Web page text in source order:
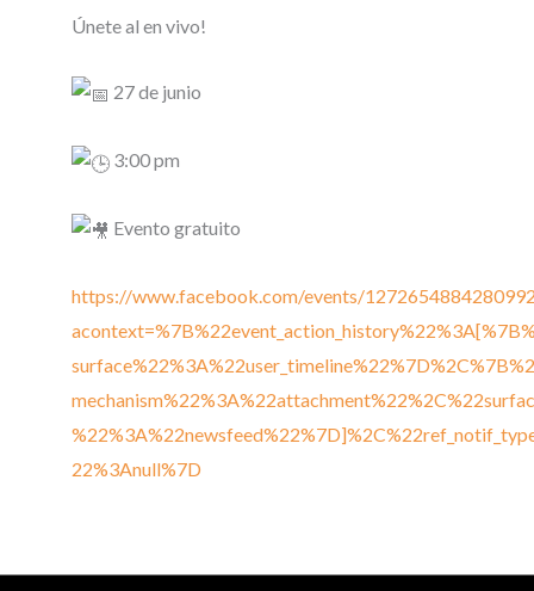
Únete al en vivo!
27 de junio
3:00 pm
Evento gratuito
https://www.facebook.com/events/
22%3Anull%7D